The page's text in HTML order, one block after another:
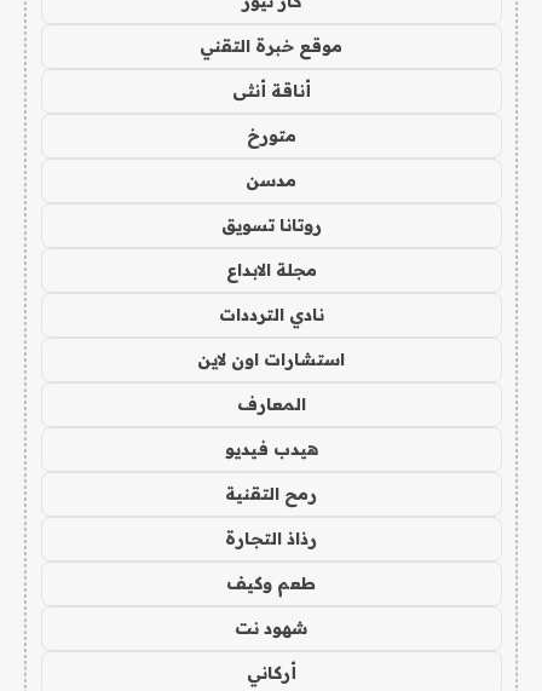
موقع خبرة التقني
أناقة أنثى
متورخ
مدسن
روتانا تسويق
مجلة الابداع
نادي الترددات
استشارات اون لاين
المعارف
هيدب فيديو
رمح التقنية
رذاذ التجارة
طعم وكيف
شهود نت
أركاني